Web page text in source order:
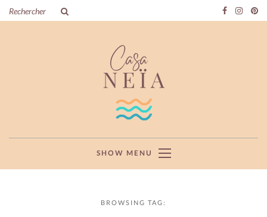
SHOW MENU
BROWSING TAG: